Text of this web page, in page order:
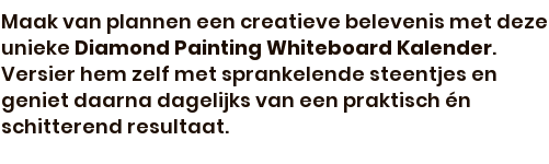
Maak van plannen een creatieve belevenis met deze
unieke Diamond Painting Whiteboard Kalender.
Versier hem zelf met sprankelende steentjes en
geniet daarna dagelijks van een praktisch én
schitterend resultaat.